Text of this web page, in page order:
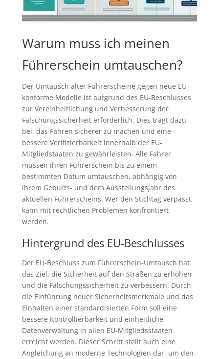
Warum muss ich meinen
Führerschein umtauschen?
Der Umtausch alter Führerscheine gegen neue EU-
konforme Modelle ist aufgrund des EU-Beschlusses
zur Vereinheitlichung und Verbesserung der
Fälschungssicherheit erforderlich. Dies trägt dazu
bei, das Fahren sicherer zu machen und eine
bessere Verifizierbarkeit innerhalb der EU-
Mitgliedstaaten zu gewährleisten. Alle Fahrer
müssen ihren Führerschein bis zu einem
bestimmten Datum umtauschen, abhängig von
ihrem Geburts- und dem Ausstellungsjahr des
aktuellen Führerscheins. Wer den Stichtag verpasst,
kann mit rechtlichen Problemen konfrontiert
werden.
Hintergrund des EU-Beschlusses
Der EU-Beschluss zum Führerschein-Umtausch hat
das Ziel, die Sicherheit auf den Straßen zu erhöhen
und die Fälschungssicherheit zu verbessern. Durch
die Einführung neuer Sicherheitsmerkmale und das
Einhalten einer standardisierten Form soll eine
bessere Kontrollierbarkeit und einheitliche
Datenverwaltung in allen EU-Mitgliedsstaaten
erreicht werden. Dieser Schritt stellt auch eine
Angleichung an moderne Technologien dar, um den